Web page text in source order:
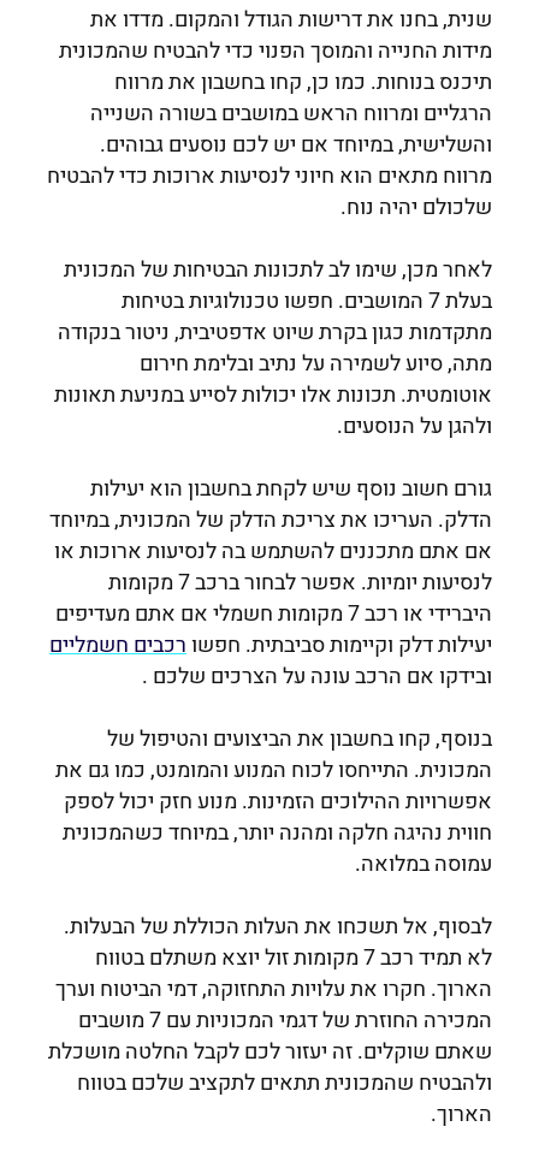
שנית, בחנו את דרישות הגודל והמקום. מדדו את
מידות החנייה והמוסך הפנוי כדי להבטיח שהמכונית
תיכנס בנוחות. כמו כן, קחו בחשבון את מרווח
הרגליים ומרווח הראש במושבים בשורה השנייה
והשלישית, במיוחד אם יש לכם נוסעים גבוהים.
מרווח מתאים הוא חיוני לנסיעות ארוכות כדי להבטיח
שלכולם יהיה נוח.
לאחר מכן, שימו לב לתכונות הבטיחות של המכונית
בעלת 7 המושבים. חפשו טכנולוגיות בטיחות
מתקדמות כגון בקרת שיוט אדפטיבית, ניטור בנקודה
מתה, סיוע לשמירה על נתיב ובלימת חירום
אוטומטית. תכונות אלו יכולות לסייע במניעת תאונות
ולהגן על הנוסעים.
גורם חשוב נוסף שיש לקחת בחשבון הוא יעילות
הדלק. העריכו את צריכת הדלק של המכונית, במיוחד
אם אתם מתכננים להשתמש בה לנסיעות ארוכות או
לנסיעות יומיות. אפשר לבחור ב
רכב 7 מקומות
היברידיאורכב 7 מקומות חשמלי
אם אתם מעדיפים
יעילות דלק וקיימות סביבתית. חפשורכבים חשמליים
ובידקו אם הרכב עונה על הצרכים שלכם .
בנוסף, קחו בחשבון את הביצועים והטיפול של
המכונית. התייחסו לכוח המנוע והמומנט, כמו גם את
אפשרויות ההילוכים הזמינות. מנוע חזק יכול לספק
חווית נהיגה חלקה ומהנה יותר, במיוחד כשהמכונית
עמוסה במלואה.
לבסוף, אל תשכחו את העלות הכוללת של הבעלות.
לא תמידרכב 7 מקומות זול
יוצא משתלם בטווח
הארוך. חקרו את עלויות התחזוקה, דמי הביטוח וערך
המכירה החוזרת של דגמי המכוניות עם 7 מושבים
שאתם שוקלים. זה יעזור לכם לקבל החלטה מושכלת
ולהבטיח שהמכונית תתאים לתקציב שלכם בטווח
הארוך.